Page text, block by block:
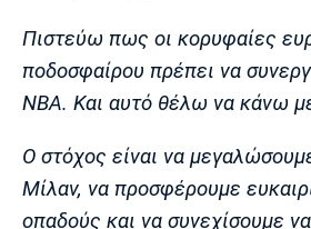
Ίντερ
Μπορούσια
Ντόρτμουντ
Παρί Σεν
Ζερμέν
Πιστεύω πως οι κορυφαίες
ποδοσφαίρου πρέπει να
ΝΒΑ. Και αυτό θέλω να κάνω
Ο στόχος είναι να
Μίλαν, να προσφέρουμε
οπαδούς και να συνεχίσουμε